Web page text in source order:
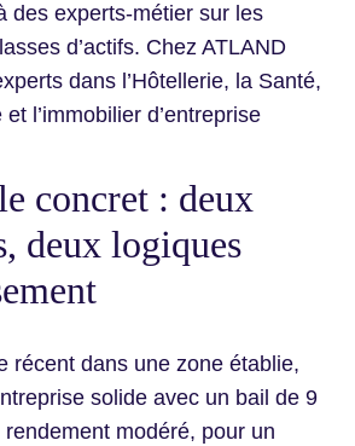
des experts-métier sur les
d’actifs. Chez ATLAND
dans l’Hôtellerie, la Santé,
et l’immobilier d’entreprise
concret : deux
deux logiques
récent dans une zone établie,
solide avec un bail de 9
modéré, pour un